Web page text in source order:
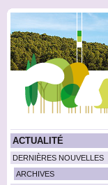
ACTUALITÉ
DERNIÈRES NOUVELLES
ARCHIVES